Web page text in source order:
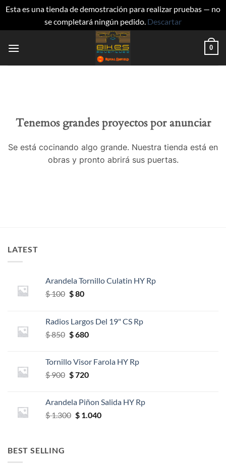
Esta es una tienda de demostración para realizar pruebas — no
se completará ningún pedido. Descartar
0
Tenemos grandes proyectos por anunciar
Se está cocinando algo grande. Nuestra tienda está en
obras y pronto abrirá sus puertas.
LATEST
Arandela Tornillo Culatin HY Rp
$100 El
era:
$ 100.
$80El
es:
$ 80.
Radios Largos Del 19" CS Rp
$850 El
era:
$ 850.
$680El
es:
$ 680.
Tornillo Visor Farola HY Rp
$900 El
era:
$ 900.
$720El
es:
$ 720.
Arandela Piñon Salida HY Rp
$1.300 El
$1.040El
BEST SELLING